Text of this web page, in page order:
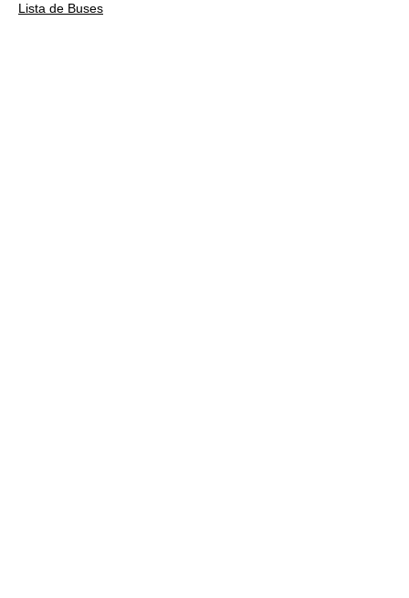
Lista de Buses